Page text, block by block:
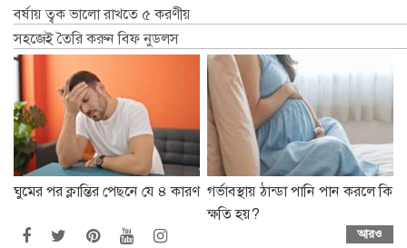
বর্ষায় ত্বক ভালো রাখতে ৫ করণীয়
সহজেই তৈরি করুন বিফ নুডলস
ঘুমের পর ক্লান্তির পেছনে যে ৪ কারণ গর্ভাবস্থায় ঠান্ডা পানি পান করলে কি
ক্ষতি হয়?
আরও